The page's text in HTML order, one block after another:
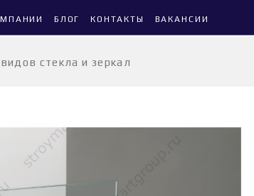
БЛОГ КОНТАКТЫ ВАКАНСИИ
стекла и зеркал